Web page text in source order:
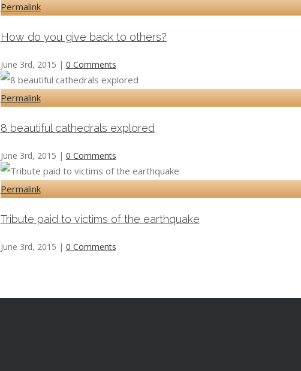
Permalink
How do you give back to others?
June 3rd, 2015 | 0 Comments
Permalink
8 beautiful cathedrals explored
June 3rd, 2015 | 0 Comments
Permalink
Tribute paid to victims of the earthquake
June 3rd, 2015 | 0 Comments